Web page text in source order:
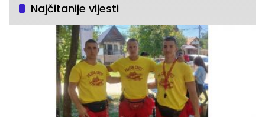
Najčitanije vijesti